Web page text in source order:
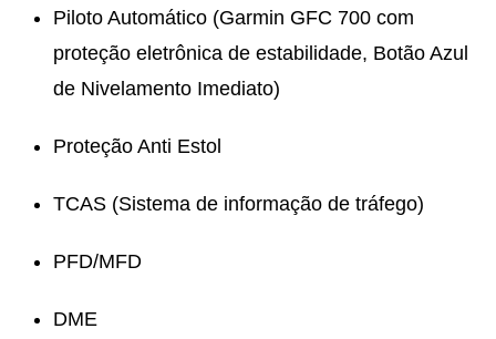
Piloto Automático (Garmin GFC 700 com
proteção eletrônica de estabilidade, Botão Azul
de Nivelamento Imediato)
Proteção Anti Estol
TCAS (Sistema de informação de tráfego)
PFD/MFD
DME